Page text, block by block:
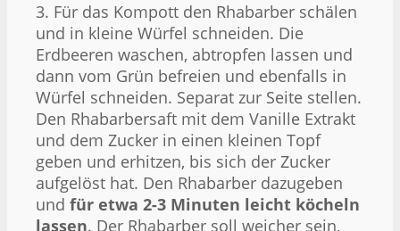
3. Für das Kompott den Rhabarber schälen
und in kleine Würfel schneiden. Die
Erdbeeren waschen, abtropfen lassen und
dann vom Grün befreien und ebenfalls in
Würfel schneiden. Separat zur Seite stellen.
Den Rhabarbersaft mit dem Vanille Extrakt
und dem Zucker in einen kleinen Topf
geben und erhitzen, bis sich der Zucker
aufgelöst hat. Den Rhabarber dazugeben
und für etwa 2-3 Minuten leicht köcheln
lassen. Der Rhabarber soll weicher sein,